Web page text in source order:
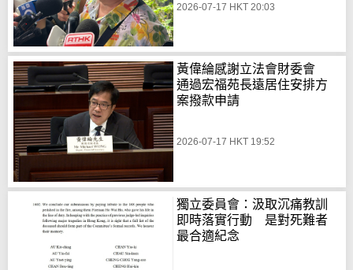
2026-07-17 HKT 20:03
黃偉綸感謝立法會財委會
通過宏福苑長遠居住安排方
案撥款申請
2026-07-17 HKT 19:52
獨立委員會：汲取沉痛教訓
即時落實行動 是對死難者
最合適紀念